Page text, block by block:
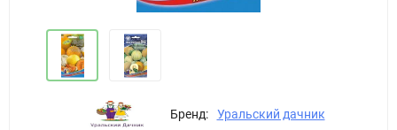
Бренд: Уральский дачник